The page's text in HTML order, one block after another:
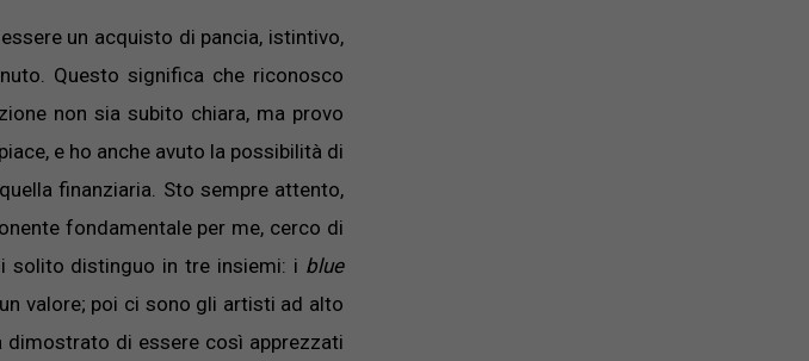
un acquisto di pancia, istintivo,
Questo significa che riconosco
non sia subito chiara, ma provo
e ho anche avuto la possibilità di
finanziaria. Sto sempre attento,
fondamentale per me, cerco di
solito distinguo in tre insiemi: i blue
valore; poi ci sono gli artisti ad alto
dimostrato di essere così apprezzati